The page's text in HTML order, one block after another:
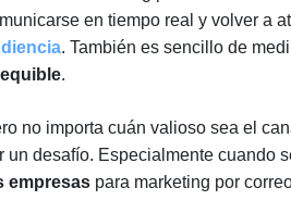
en tiempo real y volver a
. También es sencillo de
.
no importa cuán valioso sea el
un desafío. Especialmente cuando
empresas para marketing por